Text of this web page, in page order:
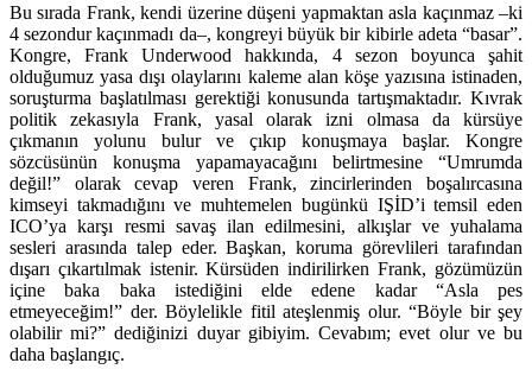
Bu sırada Frank, kendi üzerine düşeni yapmaktan asla kaçınmaz –ki
4 sezondur kaçınmadı da–, kongreyi büyük bir kibirle adeta “basar”.
Kongre, Frank Underwood hakkında, 4 sezon boyunca şahit
olduğumuz yasa dışı olaylarını kaleme alan köşe yazısına istinaden,
soruşturma başlatılması gerektiği konusunda tartışmaktadır. Kıvrak
politik zekasıyla Frank, yasal olarak izni olmasa da kürsüye
çıkmanın yolunu bulur ve çıkıp konuşmaya başlar. Kongre
sözcüsünün konuşma yapamayacağını belirtmesine “Umrumda
değil!” olarak cevap veren Frank, zincirlerinden boşalırcasına
kimseyi takmadığını ve muhtemelen bugünkü IŞİD’i temsil eden
ICO’ya karşı resmi savaş ilan edilmesini, alkışlar ve yuhalama
sesleri arasında talep eder. Başkan, koruma görevlileri tarafından
dışarı çıkartılmak istenir. Kürsüden indirilirken Frank, gözümüzün
içine baka baka istediğini elde edene kadar “Asla pes
etmeyeceğim!” der. Böylelikle fitil ateşlenmiş olur. “Böyle bir şey
olabilir mi?” dediğinizi duyar gibiyim. Cevabım; evet olur ve bu
daha başlangıç.